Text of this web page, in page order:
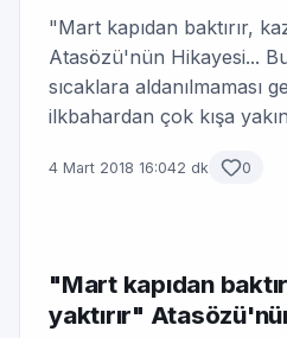
"Mart kapıdan baktırır,
Atasözü'nün Hikayesi...
sıcaklara aldanılmaması
ilkbahardan çok kışa
4 Mart 2018 16:042 dk 0
"Mart kapıdan
yaktırır"